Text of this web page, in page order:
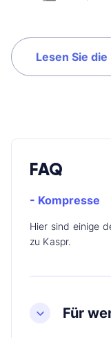
Lesen Sie
FAQ
- Kompresse
Hier sind einige
zu Kaspr.
Für